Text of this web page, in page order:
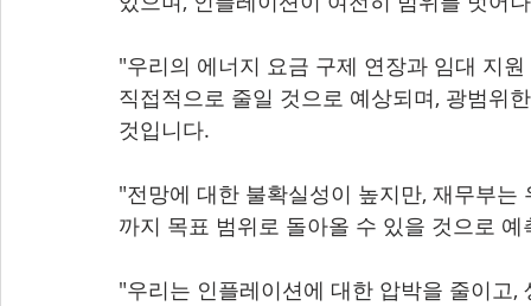
"우리의 에너지 요금 구제 연장과 임대 지
직접적으로 줄일 것으로 예상되며, 광범위
것입니다.
"전망에 대한 불확실성이 높지만, 재무부
까지 목표 범위로 돌아올 수 있을 것으로
"우리는 인플레이션에 대한 압박을 줄이고